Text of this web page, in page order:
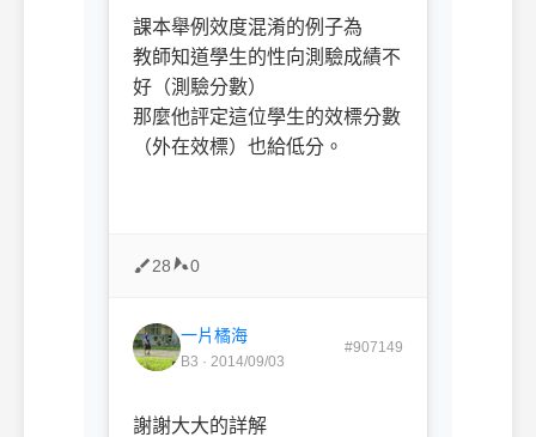
課本舉例效度混淆的例子為
教師知道學生的性向測驗成績不
好（測驗分數）
那麼他評定這位學生的效標分數
（外在效標）也給低分。
28 0
一片橘海
B3 · 2014/09/03
#907149
謝謝大大的詳解